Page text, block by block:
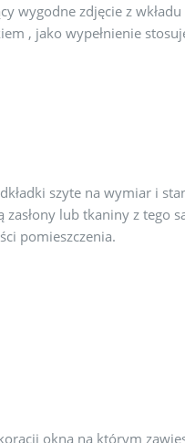
wygodne zdjęcie z
, jako wypełnienie
szyte na wymiar i
zasłony lub tkaniny z
pomieszczenia.
okna na którym